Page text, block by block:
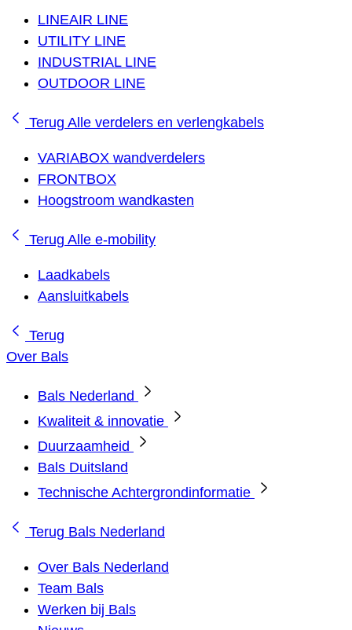
LINEAIR LINE
UTILITY LINE
INDUSTRIAL LINE
OUTDOOR LINE
Terug Alle verdelers en verlengkabels
VARIABOX wandverdelers
FRONTBOX
Hoogstroom wandkasten
Terug Alle e-mobility
Laadkabels
Aansluitkabels
Terug
Over Bals
Bals Nederland
Kwaliteit & innovatie
Duurzaamheid
Bals Duitsland
Technische Achtergrondinformatie
Terug Bals Nederland
Over Bals Nederland
Team Bals
Werken bij Bals